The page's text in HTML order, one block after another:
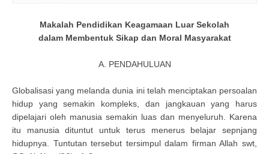
Makalah Pendidikan Keagamaan Luar Sekolah
dalam Membentuk Sikap dan Moral Masyarakat
A. PENDAHULUAN
Globalisasi yang melanda dunia ini telah menciptakan persoalan
hidup yang semakin kompleks, dan jangkauan yang harus
dipelajari oleh manusia semakin luas dan menyeluruh. Karena
itu manusia dituntut untuk terus menerus belajar sepnjang
hidupnya. Tuntutan tersebut tersimpul dalam firman Allah swt,